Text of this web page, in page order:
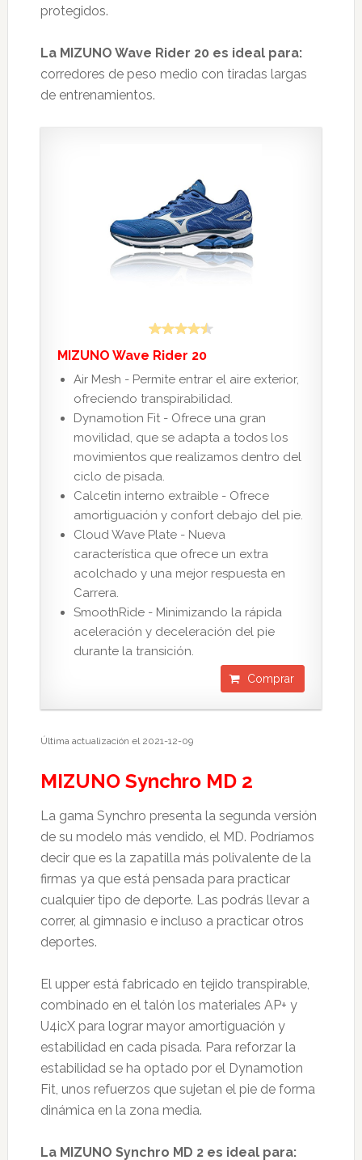
protegidos.
La MIZUNO Wave Rider 20 es ideal para:
corredores de peso medio con tiradas largas
de entrenamientos.
MIZUNO Wave Rider 20
Air Mesh - Permite entrar el aire exterior,
ofreciendo transpirabilidad.
Dynamotion Fit - Ofrece una gran
movilidad, que se adapta a todos los
movimientos que realizamos dentro del
ciclo de pisada.
Calcetin interno extraible - Ofrece
amortiguación y confort debajo del pie.
Cloud Wave Plate - Nueva
característica que ofrece un extra
acolchado y una mejor respuesta en
Carrera.
SmoothRide - Minimizando la rápida
aceleración y deceleración del pie
durante la transición.
Comprar
Última actualización el 2021-12-09
MIZUNO Synchro MD 2
La gama Synchro presenta la segunda versión
de su modelo más vendido, el MD. Podríamos
decir que es la zapatilla más polivalente de la
firmas ya que está pensada para practicar
cualquier tipo de deporte. Las podrás llevar a
correr, al gimnasio e incluso a practicar otros
deportes.
El upper está fabricado en tejido transpirable,
combinado en el talón los materiales AP+ y
U4icX para lograr mayor amortiguación y
estabilidad en cada pisada. Para reforzar la
estabilidad se ha optado por el Dynamotion
Fit, unos refuerzos que sujetan el pie de forma
dinámica en la zona media.
La MIZUNO Synchro MD 2 es ideal para: